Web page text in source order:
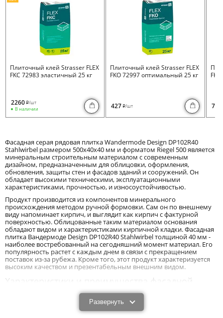
Плиточный клей Strasser FLEX
FKC 72983 эластичный 25 кг
2260 i/шт
В наличии
Плиточный клей Strasser FLEX
FKO 72997 оптимальный 25 кг
427 i/шт 730
Фасадная серая рядовая плитка Wandermode Design DP102R40
Stahlwirbel размером 500x40x40 мм и форматом Riegel 500 является
минеральным строительным материалом с современным
дизайном, предназначенным для облицовки, оформления,
обновления, защиты стен и фасадов зданий и сооружений. Он
обладает высокими техническими, эксплуатационными
характеристиками, прочностью, и износоустойчивостью.
Продукт производится из компонентов минерального
происхождения методом ручной формовки. Сам он по внешнему
виду напоминает кирпич, и выглядит как кирпич с фактурной
поверхностью. Облицованные таким материалом основания
обладают видом и характеристиками кирпичной кладки. Фасадная
плитка Вандермоде Design DP102R40 Stahlwirbel толщиной 40 мм -
наиболее востребованный на сегодняшний момент материал. Его
популярность растет с каждым днем в связи с прекращением
поставок из-за рубежа. Кроме того, этот продукт характеризуется
высоким качеством и презентабельным внешним видом.
Характеристики и преимущества фасадной
плитки Wandermode Design DP102R40
Stahlwirbel толщиной 40 мм.
Развернуть